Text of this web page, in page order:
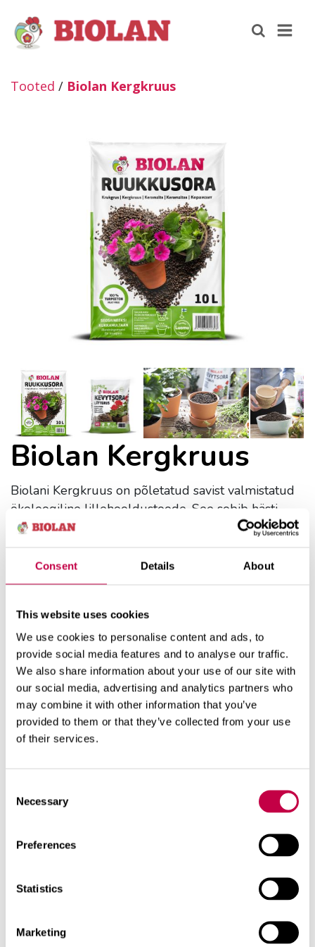
Consent Details About
This website uses cookies
We use cookies to personalise content and ads, to
provide social media features and to analyse our traffic.
We also share information about your use of our site with
our social media, advertising and analytics partners who
may combine it with other information that you’ve
provided to them or that they’ve collected from your use
of their services.
Selection
Necessary
Preferences
Statistics
Marketing
Tooted / Biolan Kergkruus
Biolan Kergkruus
Biolani Kergkruus on põletatud savist valmistatud
ökoloogiline lillehooldustoode. See sobib hästi
lillepoti põhja "drenaažiks", et tagada juurestikule
niiskuse tasakaalustamiseks ja mullapinna puhtana
hoidmiseks.
Kasutamine
Lillepottidesse "drenaaži" tegemine:
Pane poti,
rõdukasti või lillekasti põhja 2–3 cm paksune kiht
Biolani Kergkruusa, enne kui täidad need mullaga.
Kergkruus moodustab potipõhja tõhusa
märgumist. Tükk marlit või õhukest riiet
kruusakihiga.